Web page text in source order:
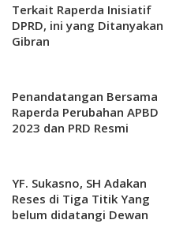
Terkait Raperda Inisiatif
DPRD, ini yang Ditanyakan
Gibran
Penandatangan Bersama
Raperda Perubahan APBD
2023 dan PRD Resmi
YF. Sukasno, SH Adakan
Reses di Tiga Titik Yang
belum didatangi Dewan